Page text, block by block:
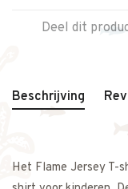
Deel dit
Beschrijving
Het Flame Jersey T-